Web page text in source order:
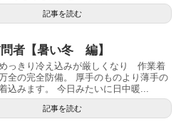
記事を読む
者【暑い冬 編】
っきり冷え込みが厳しくなり 作業着
全の完全防備。 厚手のものより薄手の
込みます。 今日みたいに日中暖...
記事を読む